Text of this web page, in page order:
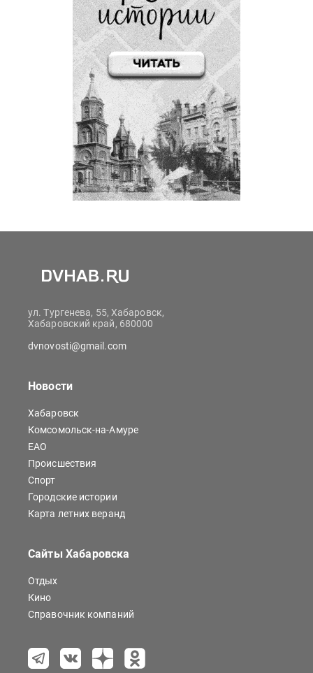
ул. Тургенева, 55, Хабаровск,
Хабаровский край, 680000
dvnovosti@gmail.com
Новости
Хабаровск
Комсомольск-на-Амуре
ЕАО
Происшествия
Спорт
Городские истории
Карта летних веранд
Сайты Хабаровска
Отдых
Кино
Справочник компаний